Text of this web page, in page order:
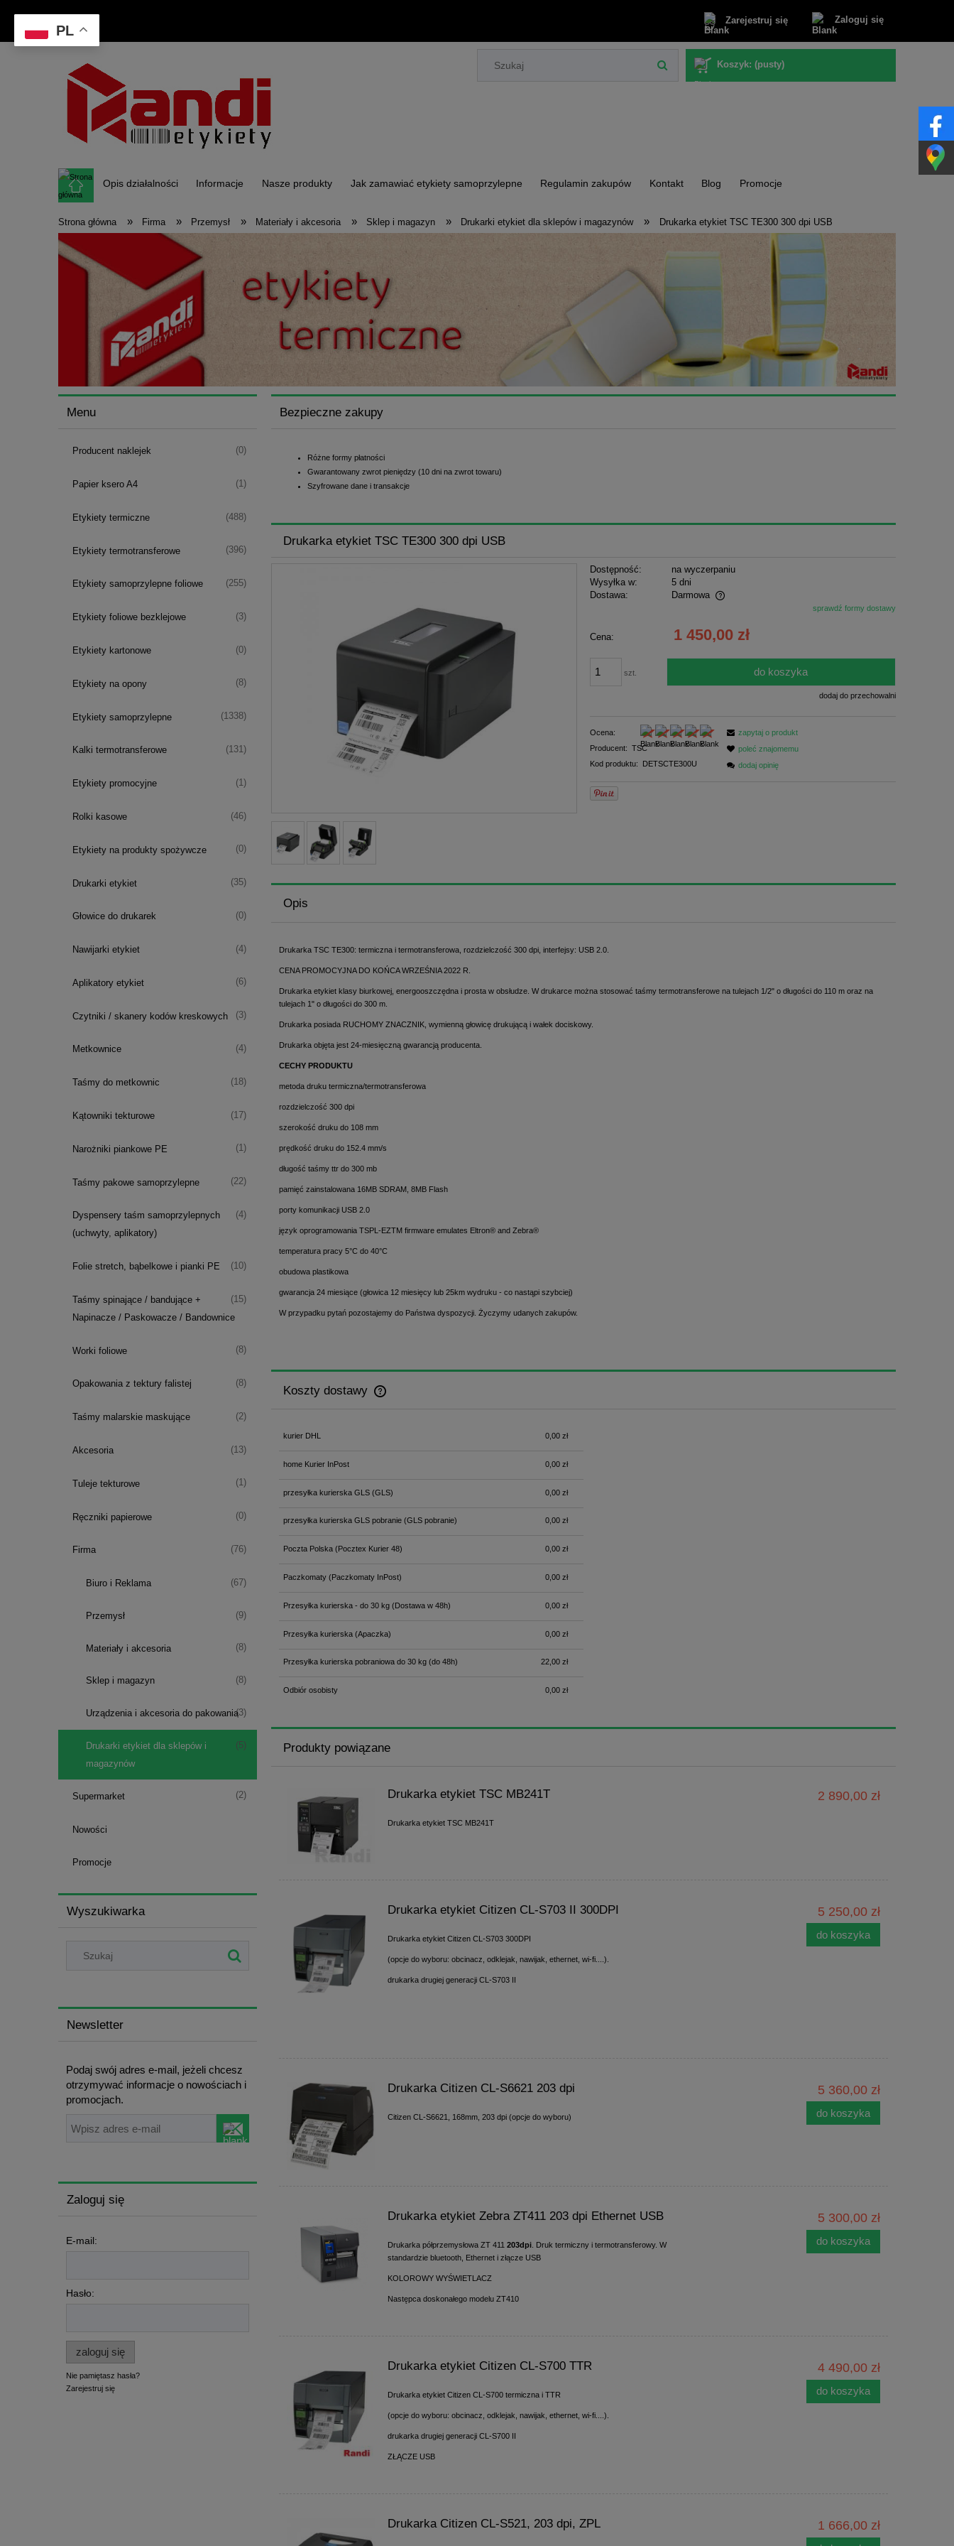
Zarejestruj się Zaloguj się
Koszyk: (pusty)
Opis działalności Informacje Nasze produkty Jak zamawiać etykiety samoprzylepne Regulamin zakupów Kontakt Blog Promocje
Strona główna » Firma » Przemysł » Materiały i akcesoria » Sklep i magazyn » Drukarki etykiet dla sklepów i magazynów » Drukarka etykiet TSC TE300 300 dpi USB
Menu
Producent naklejek (0)
Papier ksero A4 (1)
Etykiety termiczne (488)
Etykiety termotransferowe (396)
Etykiety samoprzylepne foliowe (255)
Etykiety foliowe bezklejowe (3)
Etykiety kartonowe (0)
Etykiety na opony (8)
Etykiety samoprzylepne (1338)
Kalki termotransferowe (131)
Etykiety promocyjne (1)
Rolki kasowe (46)
Etykiety na produkty spożywcze (0)
Drukarki etykiet (35)
Głowice do drukarek (0)
Nawijarki etykiet (4)
Aplikatory etykiet (6)
Czytniki / skanery kodów kreskowych (3)
Metkownice (4)
Taśmy do metkownic (18)
Kątowniki tekturowe (17)
Narożniki piankowe PE (1)
Taśmy pakowe samoprzylepne (22)
Dyspensery taśm samoprzylepnych
(uchwyty, aplikatory)
(4)
Folie stretch, bąbelkowe i pianki PE (10)
Taśmy spinające / bandujące +
Napinacze / Paskowacze / Bandownice
(15)
Worki foliowe (8)
Opakowania z tektury falistej (8)
Taśmy malarskie maskujące (2)
Akcesoria (13)
Tuleje tekturowe (1)
Ręczniki papierowe (0)
Firma (76)
Biuro i Reklama (67)
Przemysł (9)
Materiały i akcesoria (8)
Sklep i magazyn (8)
Urządzenia i akcesoria do pakowania(3)
Drukarki etykiet dla sklepów i
magazynów
(5)
Supermarket (2)
Nowości
Promocje
Wyszukiwarka
Newsletter
Podaj swój adres e-mail, jeżeli chcesz
otrzymywać informacje o nowościach i
promocjach.
Zaloguj się
E-mail:
Hasło:
zaloguj się
Nie pamiętasz hasła?
Zarejestruj się
Bezpieczne zakupy
Różne formy płatności
Gwarantowany zwrot pieniędzy (10 dni na zwrot towaru)
Szyfrowane dane i transakcje
Drukarka etykiet TSC TE300 300 dpi USB
Dostępność:
na wyczerpaniu
Wysyłka w:
5 dni
Dostawa:
Darmowa
sprawdź formy dostawy
Cena: 1 450,00 zł
szt. do koszyka
dodaj do przechowalni
Ocena:
Producent: TSC
Kod produktu:
DETSCTE300U
zapytaj o produkt
poleć znajomemu
dodaj opinię
Opis
Drukarka TSC TE300: termiczna i termotransferowa, rozdzielczość 300 dpi, interfejsy: USB 2.0.
CENA PROMOCYJNA DO KOŃCA WRZEŚNIA 2022 R.
Drukarka etykiet klasy biurkowej, energooszczędna i prosta w obsłudze. W drukarce można stosować taśmy termotransferowe na tulejach 1/2" o długości do 110 m oraz na
tulejach 1" o długości do 300 m.
Drukarka posiada RUCHOMY ZNACZNIK, wymienną głowicę drukującą i wałek dociskowy.
Drukarka objęta jest 24-miesięczną gwarancją producenta.
CECHY PRODUKTU
metoda druku termiczna/termotransferowa
rozdzielczość 300 dpi
szerokość druku do 108 mm
prędkość druku do 152.4 mm/s
długość taśmy ttr do 300 mb
pamięć zainstalowana 16MB SDRAM, 8MB Flash
porty komunikacji USB 2.0
język oprogramowania TSPL-EZTM firmware emulates Eltron® and Zebra®
temperatura pracy 5°C do 40°C
obudowa plastikowa
gwarancja 24 miesiące (głowica 12 miesięcy lub 25km wydruku - co nastąpi szybciej)
W przypadku pytań pozostajemy do Państwa dyspozycji. Życzymy udanych zakupów.
Koszty dostawy
kurier DHL 0,00 zł
home Kurier InPost 0,00 zł
przesyłka kurierska GLS(GLS) 0,00 zł
przesyłka kurierska GLS pobranie(GLS pobranie) 0,00 zł
Poczta Polska(Pocztex Kurier 48) 0,00 zł
Paczkomaty(Paczkomaty InPost) 0,00 zł
Przesyłka kurierska - do 30 kg(Dostawa w 48h) 0,00 zł
Przesyłka kurierska (Apaczka) 0,00 zł
Przesyłka kurierska pobraniowa do 30 kg(do 48h) 22,00 zł
Odbiór osobisty 0,00 zł
Produkty powiązane
Drukarka etykiet TSC MB241T
Drukarka etykiet TSC MB241T
2 890,00 zł
Drukarka etykiet Citizen CL-S703 II 300DPI
Drukarka etykiet Citizen CL-S703 300DPI
(opcje do wyboru: obcinacz, odklejak, nawijak, ethernet, wi-fi....).
drukarka drugiej generacji CL-S703 II
5 250,00 zł
do koszyka
Drukarka Citizen CL-S6621 203 dpi
Citizen CL-S6621, 168mm, 203 dpi (opcje do wyboru)
5 360,00 zł
do koszyka
Drukarka etykiet Zebra ZT411 203 dpi Ethernet USB
Drukarka półprzemysłowa ZT 411203dpi . Druk termiczny i termotransferowy. W
standardzie bluetooth, Ethernet i złącze USB
KOLOROWY WYŚWIETLACZ
Następca doskonałego modelu ZT410
5 300,00 zł
do koszyka
Drukarka etykiet Citizen CL-S700 TTR
Drukarka etykiet Citizen CL-S700 termiczna i TTR
(opcje do wyboru: obcinacz, odklejak, nawijak, ethernet, wi-fi....).
drukarka drugiej generacji CL-S700 II
ZŁĄCZE USB
4 490,00 zł
do koszyka
Drukarka Citizen CL-S521, 203 dpi, ZPL 1 666,00 zł
PL